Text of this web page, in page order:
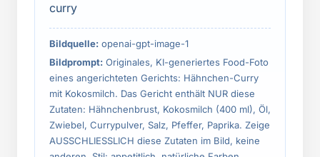
curry
Bildquelle: openai-gpt-image-1
Bildprompt: Originales, KI-generiertes Food-Foto
eines angerichteten Gerichts: Hähnchen-Curry
mit Kokosmilch. Das Gericht enthält NUR diese
Zutaten: Hähnchenbrust, Kokosmilch (400 ml), Öl,
Zwiebel, Currypulver, Salz, Pfeffer, Paprika. Zeige
AUSSCHLIESSLICH diese Zutaten im Bild, keine